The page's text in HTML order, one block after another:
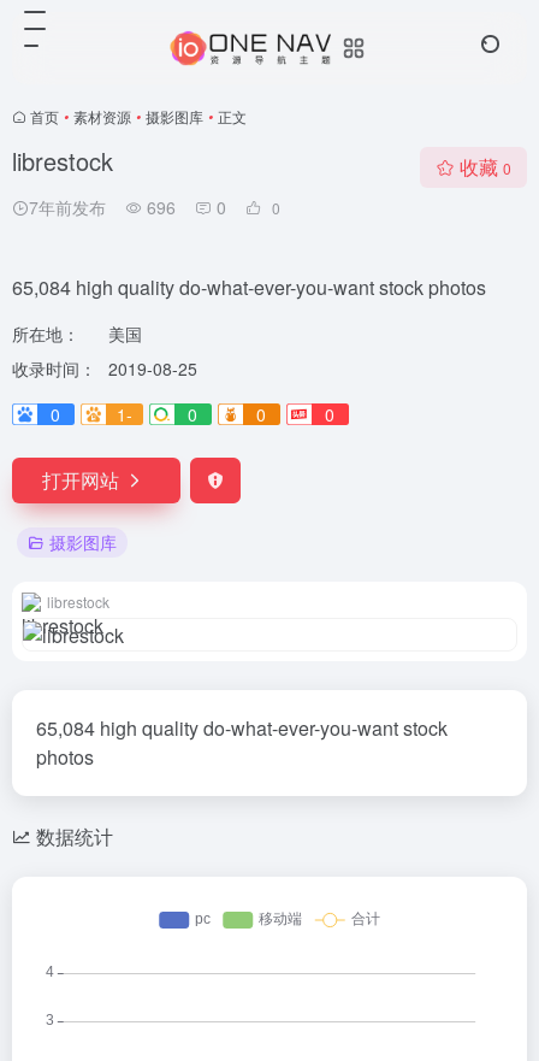
首页 • 素材资源 • 摄影图库 • 正文
librestock
7年前发布 696 0 0
收藏 0
65,084 high quality do-what-ever-you-want stock photos
所在地：
美国
收录时间：
2019-08-25
0
1- 0 0 0
打开网站
摄影图库
librestock
65,084 high quality do-what-ever-you-want stock
photos
数据统计